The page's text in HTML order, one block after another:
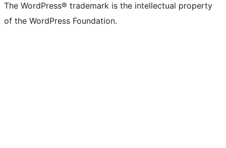
The WordPress® trademark is the intellectual property
of the WordPress Foundation.